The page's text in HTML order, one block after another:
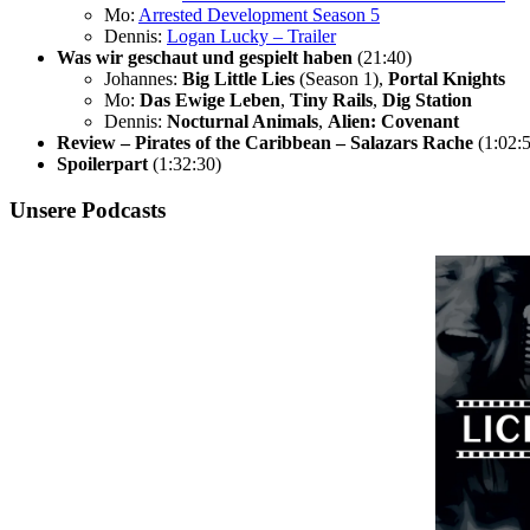
Mo: Arrested Development Season 5
Dennis: Logan Lucky – Trailer
Was wir geschaut und gespielt haben (21:40)
Johannes: Big Little Lies (Season 1), Portal Knights
Mo: Das Ewige Leben, Tiny Rails, Dig Station
Dennis: Nocturnal Animals, Alien: Covenant
Review – Pirates of the Caribbean – Salazars Rache
Spoilerpart (1:32:30)
Unsere Podcasts